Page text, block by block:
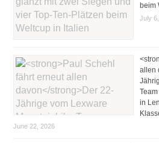
beim
July
allen
in
June 22, 2026